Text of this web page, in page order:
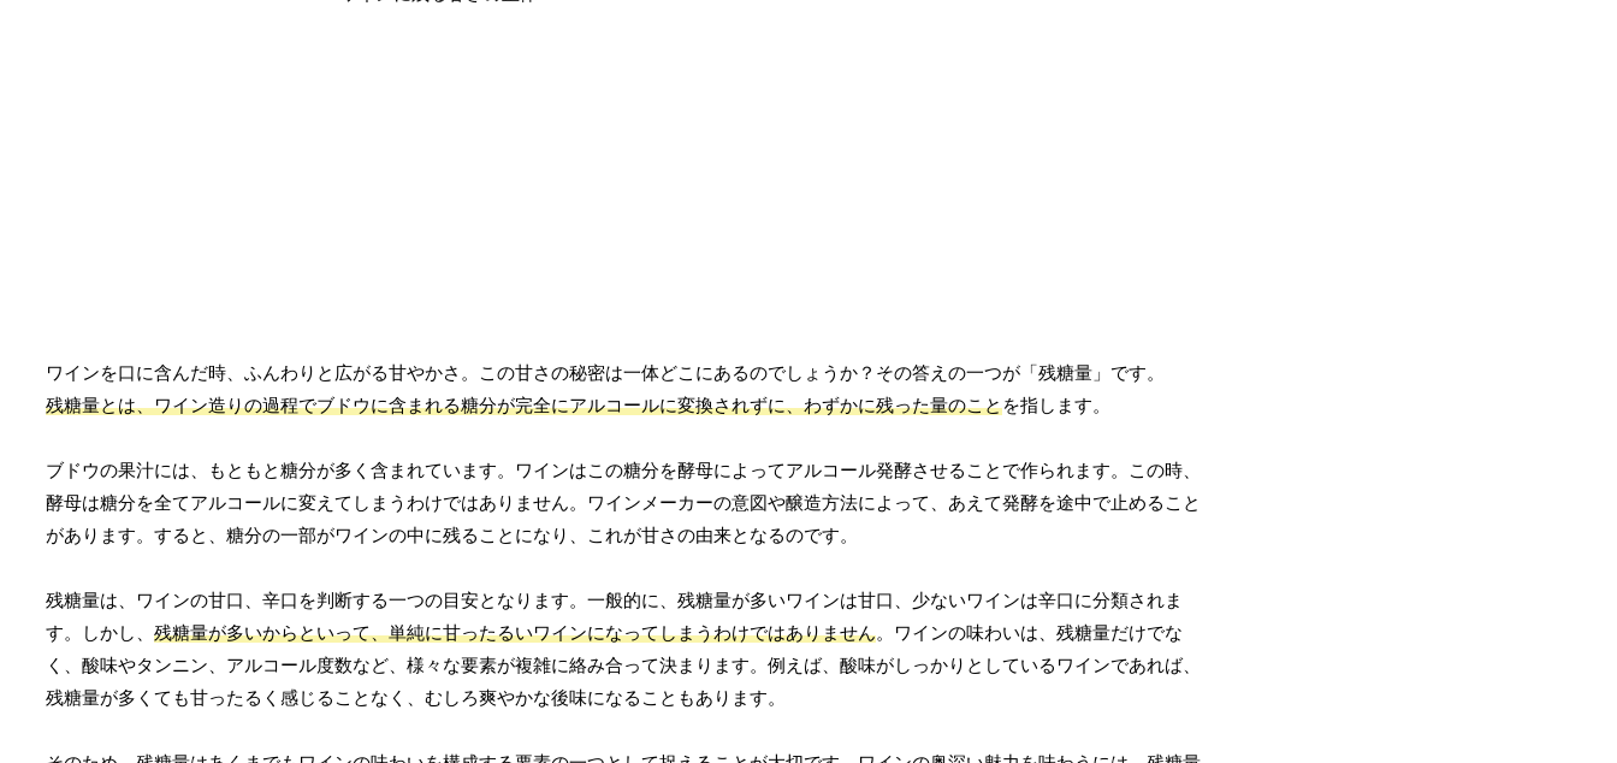
ワインを口に含んだ時、ふんわりと広がる甘やかさ。この甘さの秘密は一体どこにあるのでしょうか？その答えの一つが「残糖量」です。
残糖量とは、ワイン造りの過程でブドウに含まれる糖分が完全にアルコールに変換されずに、わずかに残った量のことを指します。
ブドウの果汁には、もともと糖分が多く含まれています。ワインはこの糖分を酵母によってアルコール発酵させることで作られます。この時、
酵母は糖分を全てアルコールに変えてしまうわけではありません。ワインメーカーの意図や醸造方法によって、あえて発酵を途中で止めること
があります。すると、糖分の一部がワインの中に残ることになり、これが甘さの由来となるのです。
残糖量は、ワインの甘口、辛口を判断する一つの目安となります。一般的に、残糖量が多いワインは甘口、少ないワインは辛口に分類されま
す。しかし、 残糖量が多いからといって、単純に甘ったるいワインになってしまうわけではありません。ワインの味わいは、残糖量だけでな
く、酸味やタンニン、アルコール度数など、様々な要素が複雑に絡み合って決まります。例えば、酸味がしっかりとしているワインであれば、
残糖量が多くても甘ったるく感じることなく、むしろ爽やかな後味になることもあります。